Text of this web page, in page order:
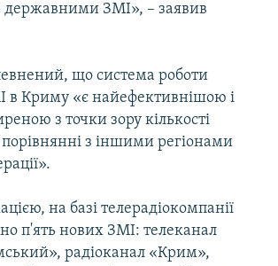
державними ЗМІ», – заявив
що система роботи
в Криму «є найефективнішою і
з точки зору кількості
порівнянні з іншими регіонами
на базі телерадіокомпанії
п'ять нових ЗМІ: телеканал
радіоканал «Крим»,